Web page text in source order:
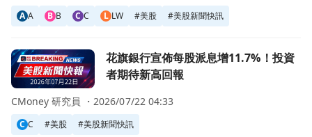
A A B B C C L LW #美股 #美股新聞快訊
前往花旗銀行宣佈每股派息增11.7%！投資者期待新高回報頁
花旗銀行宣佈每股派息增11.7%！投資
者期待新高回報
C C #美股 #美股新聞快訊
CMoney 研究員 ・ 2026/07/22 04:33